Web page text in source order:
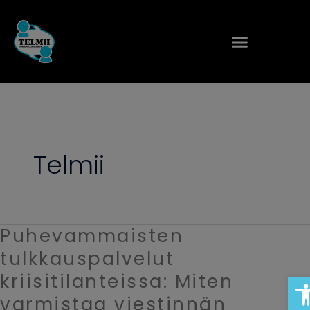
sisältöön
Telmii
Puhevammaisten
tulkkauspalvelut
kriisitilanteissa: Miten
varmistaa viestinnän
Puhevammaisten
tulkkauspalvelut
kriisitilanteissa:
Miten
varmistaa